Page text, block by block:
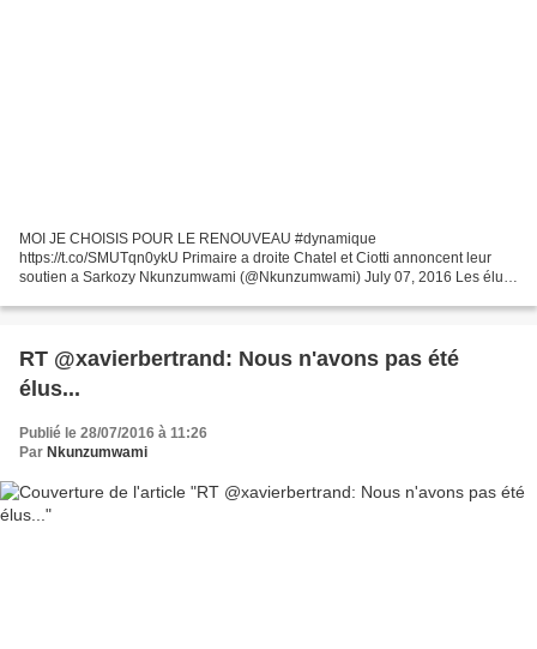
MOI JE CHOISIS POUR LE RENOUVEAU #dynamique
https://t.co/SMUTqn0ykU Primaire a droite Chatel et Ciotti annoncent leur
soutien a Sarkozy Nkunzumwami (@Nkunzumwami) July 07, 2016 Les élus
RT @xavierbertrand: Nous n'avons pas été
élus...
Publié le 28/07/2016 à 11:26
Par Nkunzumwami